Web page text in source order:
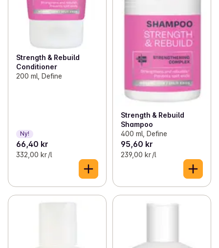
Strength & Rebuild
Conditioner
200 ml, Define
Ny!
66,40 kr
332,00 kr /l
Strength & Rebuild
Shampoo
400 ml, Define
95,60 kr
239,00 kr /l